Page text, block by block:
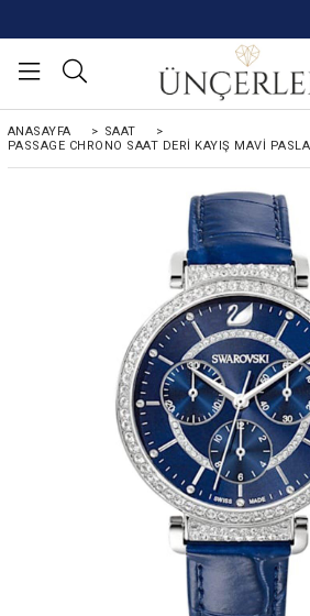
ANASAYFA > SAAT
>
PASSAGE CHRONO SAAT DERI KAYIŞ MAVI